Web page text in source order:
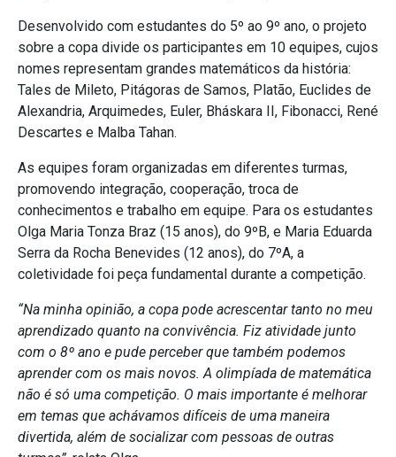
Desenvolvido com estudantes do 5º ao 9º ano, o projeto
sobre a copa divide os participantes em 10 equipes, cujos
nomes representam grandes matemáticos da história:
Tales de Mileto, Pitágoras de Samos, Platão, Euclides de
Alexandria, Arquimedes, Euler, Bháskara II, Fibonacci, René
Descartes e Malba Tahan.
As equipes foram organizadas em diferentes turmas,
promovendo integração, cooperação, troca de
conhecimentos e trabalho em equipe. Para os estudantes
Olga Maria Tonza Braz (15 anos), do 9ºB, e Maria Eduarda
Serra da Rocha Benevides (12 anos), do 7ºA, a
coletividade foi peça fundamental durante a competição.
“Na minha opinião, a copa pode acrescentar tanto no meu
aprendizado quanto na convivência. Fiz atividade junto
com o 8º ano e pude perceber que também podemos
aprender com os mais novos. A olimpíada de matemática
não é só uma competição. O mais importante é melhorar
em temas que achávamos difíceis de uma maneira
divertida, além de socializar com pessoas de outras